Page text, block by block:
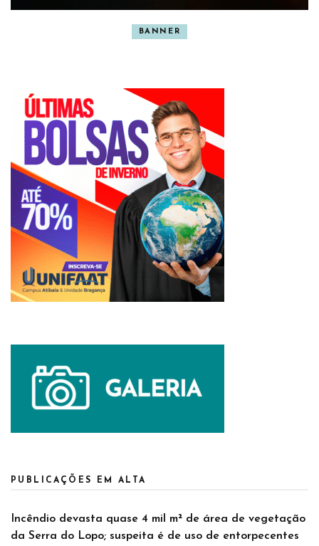
BANNER
PUBLICAÇÕES EM ALTA
Incêndio devasta quase 4 mil m² de área de vegetação
da Serra do Lopo; suspeita é de uso de entorpecentes